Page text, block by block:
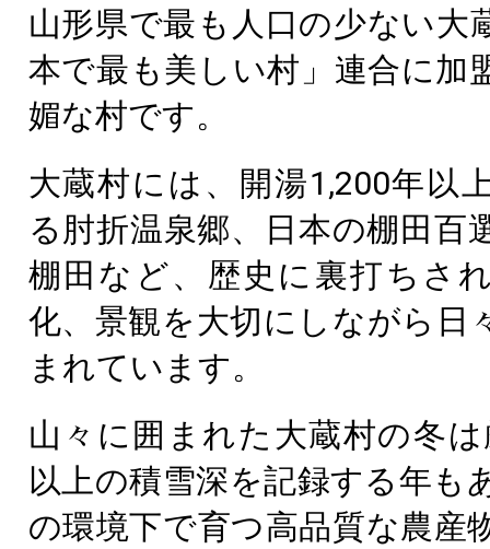
山形県で最も人口の少ない大
本で最も美しい村」連合に加
媚な村です。
大蔵村には、開湯1,200年以
る肘折温泉郷、日本の棚田百
棚田など、歴史に裏打ちさ
化、景観を大切にしながら日
まれています。
山々に囲まれた大蔵村の冬
以上の積雪深を記録する年も
の環境下で育つ高品質な農産